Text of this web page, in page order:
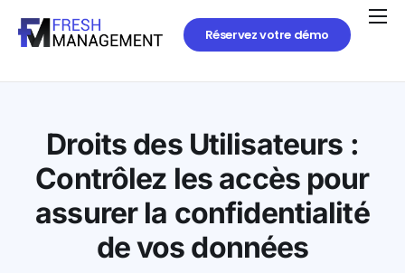
Réservez votre démo
Droits des Utilisateurs :
Contrôlez les accès pour
assurer la confidentialité
de vos données